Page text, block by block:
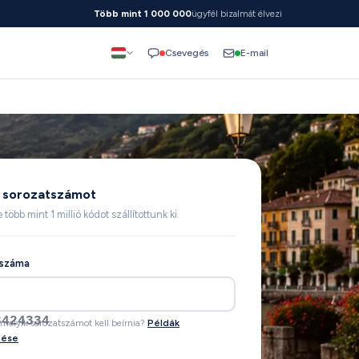
Több mint 1 000 000ügyfél bizalmát élvezi
Csevegés E-mail
sorozatszámot
több mint 1 millió kódot szállítottunk ki.
sorozatszámot kell beírnia? Példák